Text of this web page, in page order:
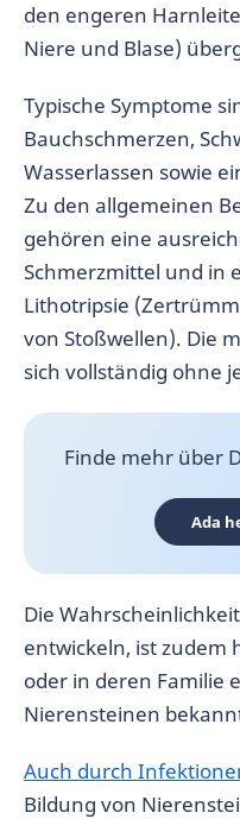
den engeren
Niere und Blase)
Typische Symptome
Bauchschmerzen,
Wasserlassen sowie
Zu den allgemeinen
gehören eine
Schmerzmittel und in
Lithotripsie
von Stoßwellen). Die
sich vollständig ohne
Finde mehr über
Ada
Die
entwickeln, ist zudem
oder in deren Familie
Nierensteinen
Auch durch
Bildung von